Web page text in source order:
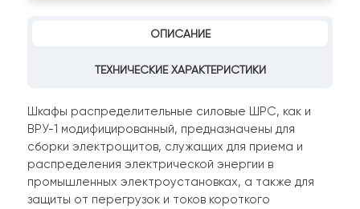
ОПИСАНИЕ
ТЕХНИЧЕСКИЕ ХАРАКТЕРИСТИКИ
Шкафы распределительные силовые ШРС, как и
ВРУ-1 модифицированный, предназначены для
сборки электрощитов, служащих для приема и
распределения электрической энергии в
промышленных электроустановках, а также для
защиты от перегрузок и токов короткого